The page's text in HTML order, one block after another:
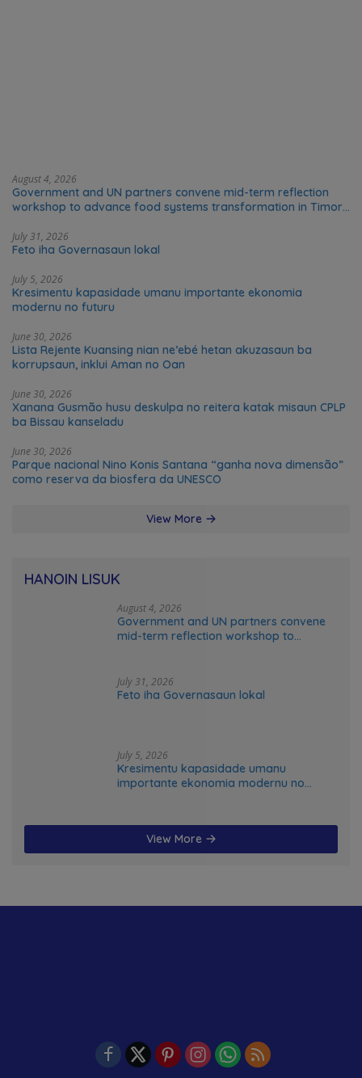
August 4, 2026
Government and UN partners convene mid-term reflection
workshop to advance food systems transformation in Timor-
July 31, 2026
Feto iha Governasaun lokal
July 5, 2026
Kresimentu kapasidade umanu importante ekonomia
modernu no futuru
June 30, 2026
Lista Rejente Kuansing nian ne’ebé hetan akuzasaun ba
korrupsaun, inklui Aman no Oan
June 30, 2026
Xanana Gusmão husu deskulpa no reitera katak misaun CPLP
ba Bissau kanseladu
June 30, 2026
Parque nacional Nino Konis Santana “ganha nova dimensão”
como reserva da biosfera da UNESCO
View More
HANOIN LISUK
August 4, 2026
Government and UN partners convene
mid-term reflection workshop to
July 31, 2026
Feto iha Governasaun lokal
July 5, 2026
Kresimentu kapasidade umanu
importante ekonomia modernu no
View More